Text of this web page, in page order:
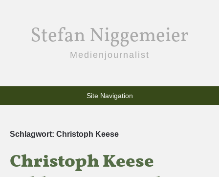
Stefan Niggemeier
Medienjournalist
Site Navigation
Schlagwort: Christoph Keese
Christoph Keese